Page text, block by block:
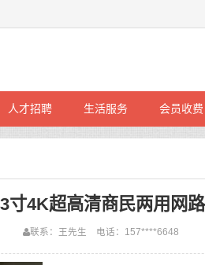
人才招聘 生活服务 会员收费
寸4K超高清商民两用网
联系：王先生 电话：157****6648